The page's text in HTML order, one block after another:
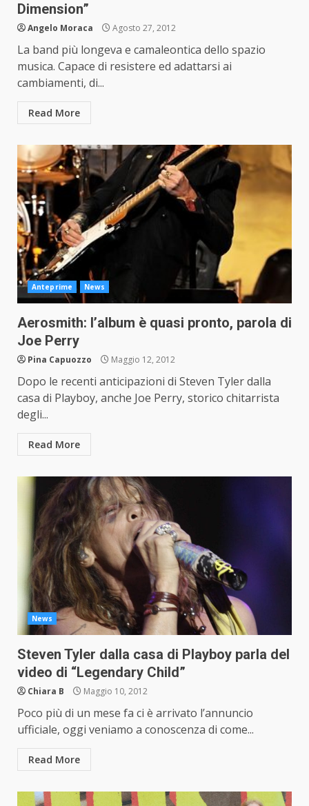
Dimension”
Angelo Moraca Agosto 27, 2012
La band più longeva e camaleontica dello spazio
musica. Capace di resistere ed adattarsi ai
cambiamenti, di...
Read More
Anteprime News
Aerosmith: l’album è quasi pronto, parola di
Joe Perry
Pina Capuozzo Maggio 12, 2012
Dopo le recenti anticipazioni di Steven Tyler dalla
casa di Playboy, anche Joe Perry, storico chitarrista
degli...
Read More
News
Steven Tyler dalla casa di Playboy parla del
video di “Legendary Child”
Chiara B Maggio 10, 2012
Poco più di un mese fa ci è arrivato l’annuncio
ufficiale, oggi veniamo a conoscenza di come...
Read More